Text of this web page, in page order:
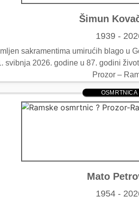
Šimun
1939 -
sakramentima umirućih blago u
svibnja 2026. godine u 87. godini
Prozor –
OSMRTNICA
Mato
1954 -